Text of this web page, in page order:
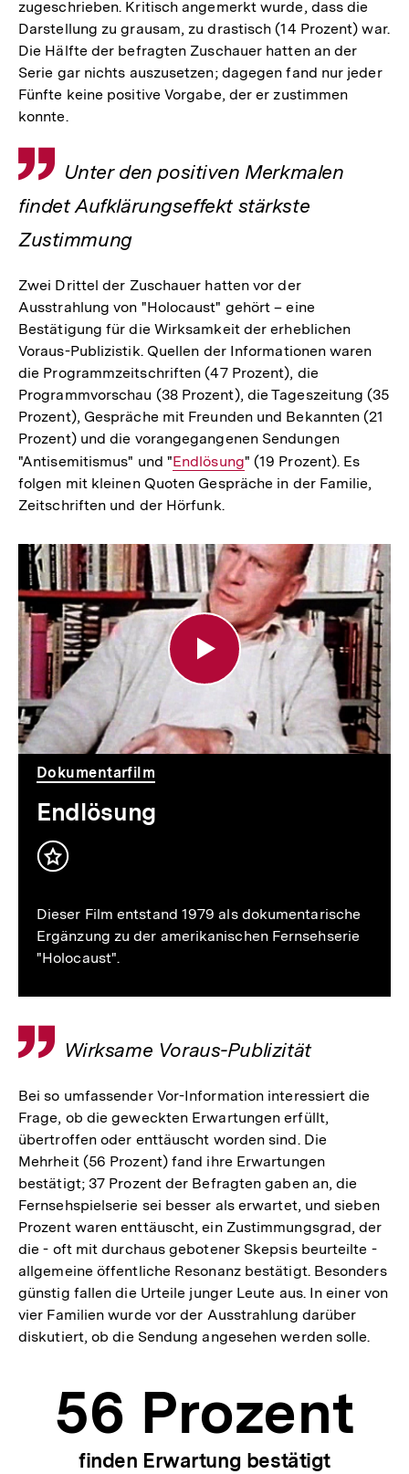
zugeschrieben. Kritisch angemerkt wurde, dass die
Darstellung zu grausam, zu drastisch (14 Prozent) war.
Die Hälfte der befragten Zuschauer hatten an der
Serie gar nichts auszusetzen; dagegen fand nur jeder
Fünfte keine positive Vorgabe, der er zustimmen
konnte.
Zitat
Unter den positiven Merkmalen
findet Aufklärungseffekt stärkste
Zustimmung
Zwei Drittel der Zuschauer hatten vor der
Ausstrahlung von "Holocaust" gehört – eine
Bestätigung für die Wirksamkeit der erheblichen
Voraus-Publizistik. Quellen der Informationen waren
die Programmzeitschriften (47 Prozent), die
Programmvorschau (38 Prozent), die Tageszeitung (35
Prozent), Gespräche mit Freunden und Bekannten (21
Prozent) und die vorangegangenen Sendungen
"Antisemitismus" und "Interner
Link:
Endlösung" (19 Prozent). Es
folgen mit kleinen Quoten Gespräche in der Familie,
Zeitschriften und der Hörfunk.
Endlösung
Dokumentarfilm
Endlösung
Inhalt
Dieser Film entstand 1979 als dokumentarische
Ergänzung zu der amerikanischen Fernsehserie
"Holocaust".
Zitat Wirksame Voraus-Publizität
Bei so umfassender Vor-Information interessiert die
Frage, ob die geweckten Erwartungen erfüllt,
übertroffen oder enttäuscht worden sind. Die
Mehrheit (56 Prozent) fand ihre Erwartungen
bestätigt; 37 Prozent der Befragten gaben an, die
Fernsehspielserie sei besser als erwartet, und sieben
Prozent waren enttäuscht, ein Zustimmungsgrad, der
die - oft mit durchaus gebotener Skepsis beurteilte -
allgemeine öffentliche Resonanz bestätigt. Besonders
günstig fallen die Urteile junger Leute aus. In einer von
vier Familien wurde vor der Ausstrahlung darüber
diskutiert, ob die Sendung angesehen werden solle.
56 Prozent
finden Erwartung bestätigt